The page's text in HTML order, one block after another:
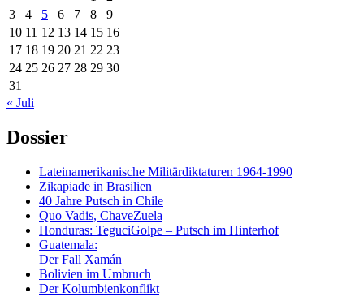
3
4 5 6 7 8
9
10 11 12 13 14 15 16
17 18 19 20 21 22 23
24 25 26 27 28 29 30
31
« Juli
Dossier
Lateinamerikanische Militärdiktaturen 1964-1990
Zikapiade in Brasilien
40 Jahre Putsch in Chile
Quo Vadis, ChaveZuela
Honduras: TeguciGolpe – Putsch im Hinterhof
Guatemala:
Der Fall Xamán
Bolivien im Umbruch
Der Kolumbienkonflikt